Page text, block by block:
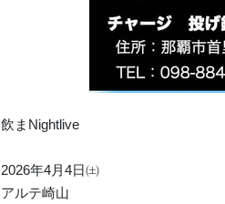
飲まNightlive
2026年4月4日㈯
アルテ崎山